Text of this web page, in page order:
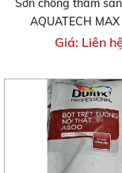
Sơn chống thấm
AQUATECH
Giá: Liên hệ